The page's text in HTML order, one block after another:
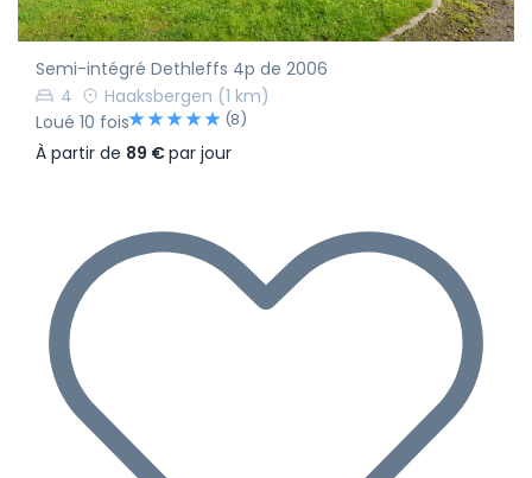
Semi-intégré Dethleffs 4p de 2006
4
Haaksbergen (1 km)
Loué 10 fois
(8)
À partir de 89 €par jour